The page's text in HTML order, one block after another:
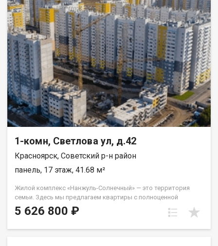
1-комн, Светлова ул, д.42
Красноярск, Советский р-н район
панель, 17 этаж, 41.68 м²
Жилой комплекс «Нанжуль-Солнечный» — это территория
семьи. Здесь мы предлагаем квартиры с полноценной
чистовой отделкой по ценам ниже, чем в среднем в
Красноярске. «Нанжуль-Солнечный» находится в
5 626 800 ₽